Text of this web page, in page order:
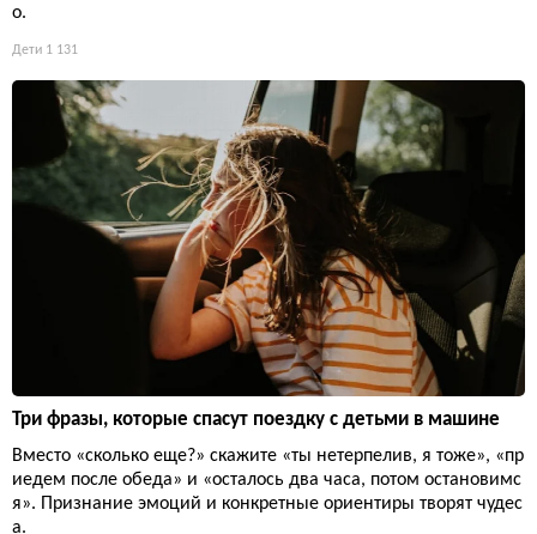
о.
Дети 1 131
Три фразы, которые спасут поездку с детьми в машине
Вместо «сколько еще?» скажите «ты нетерпелив, я тоже», «пр
иедем после обеда» и «осталось два часа, потом остановимс
я». Признание эмоций и конкретные ориентиры творят чудес
а.